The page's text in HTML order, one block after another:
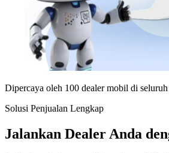
Dipercaya oleh 100 dealer mobil di
Solusi Penjualan Lengkap
Jalankan Dealer Anda